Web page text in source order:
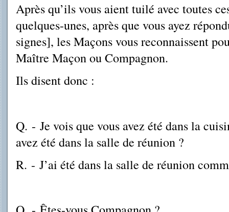
Après qu’ils vous aient tuilé avec toutes
quelques-unes, après que vous ayez
signes], les Maçons vous reconnaissent
Maître Maçon ou Compagnon.
Ils disent donc :
Q. - Je vois que vous avez été dans la
avez été dans la salle de réunion ?
R. - J’ai été dans la salle de réunion